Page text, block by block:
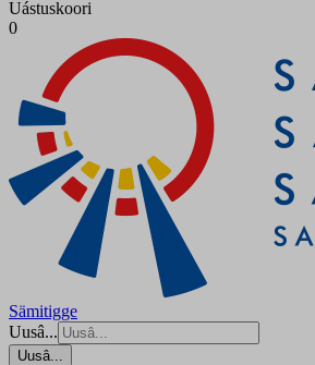
Uástuskoori
0
Sämitigge
Uusâ...
Uusâ...